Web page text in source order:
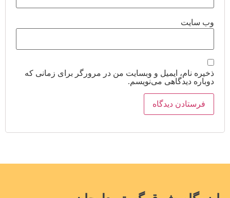
وب‌ سایت
ذخیره نام، ایمیل و وبسایت من در مرورگر برای زمانی که
دوباره دیدگاهی می‌نویسم.